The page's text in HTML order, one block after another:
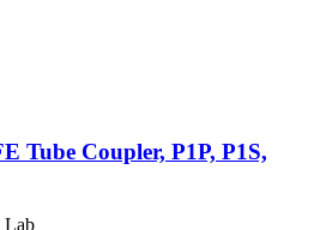
Tube Coupler, P1P, P1S,
Lab